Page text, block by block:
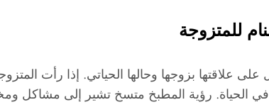
للمتزوجة
علاقتها بزوجها وحالها الحياتي. إذا رأت
الحياة. رؤية المطبخ متسخ تشير إلى مشاكل